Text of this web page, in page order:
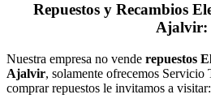
Repuestos y Recambios
Ajalvir:
Nuestra empresa no vende repuestos
Ajalvir, solamente ofrecemos Servicio
comprar repuestos le invitamos a visitar: